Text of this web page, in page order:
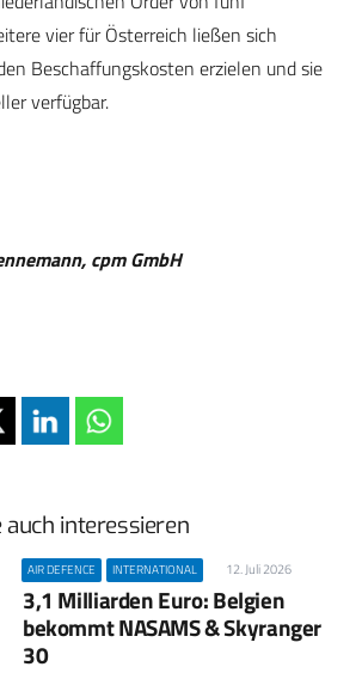
vier für Österreich ließen sich
Beschaffungskosten erzielen und sie
verfügbar.
cpm GmbH
auch interessieren
AIR DEFENCE INTERNATIONAL 12. Juli 2026
3,1 Milliarden Euro: Belgien
bekommt NASAMS & Skyranger
30